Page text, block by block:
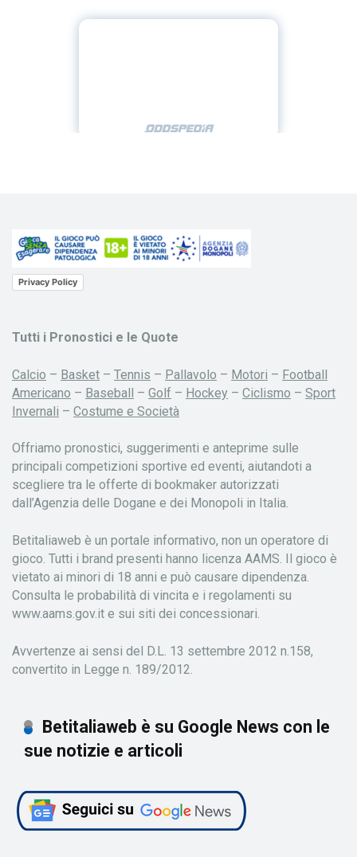
Privacy Policy
Tutti i Pronostici e le Quote
Calcio – Basket – Tennis – Pallavolo – Motori – Football
Americano – Baseball – Golf – Hockey – Ciclismo – Sport
Invernali – Costume e Società
Offriamo pronostici, suggerimenti e anteprime sulle
principali competizioni sportive ed eventi, aiutandoti a
scegliere tra le offerte di bookmaker autorizzati
dall’Agenzia delle Dogane e dei Monopoli in Italia.
Betitaliaweb è un portale informativo, non un operatore di
gioco. Tutti i brand presenti hanno licenza AAMS. Il gioco è
vietato ai minori di 18 anni e può causare dipendenza.
Consulta le probabilità di vincita e i regolamenti su
www.aams.gov.it e sui siti dei concessionari.
Avvertenze ai sensi del D.L. 13 settembre 2012 n.158,
convertito in Legge n. 189/2012.
Betitaliaweb è su Google News con le
sue notizie e articoli